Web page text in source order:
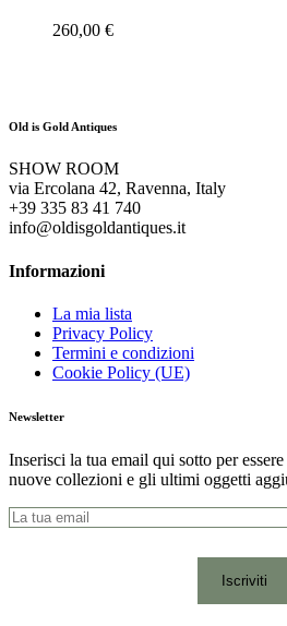
260,00 €
Old is Gold Antiques
SHOW ROOM
via Ercolana 42, Ravenna, Italy
+39 335 83 41 740
info@oldisgoldantiques.it
Informazioni
La mia lista
Privacy Policy
Termini e condizioni
Cookie Policy (UE)
Newsletter
Inserisci la tua email qui sotto per
nuove collezioni e gli ultimi oggetti